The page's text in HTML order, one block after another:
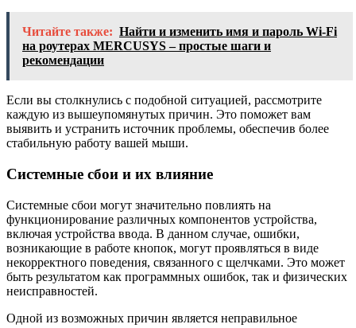
Читайте также: Найти и изменить имя и пароль Wi-Fi
на роутерах MERCUSYS – простые шаги и
рекомендации
Если вы столкнулись с подобной ситуацией, рассмотрите
каждую из вышеупомянутых причин. Это поможет вам
выявить и устранить источник проблемы, обеспечив более
стабильную работу вашей мыши.
Системные сбои и их влияние
Системные сбои могут значительно повлиять на
функционирование различных компонентов устройства,
включая устройства ввода. В данном случае, ошибки,
возникающие в работе кнопок, могут проявляться в виде
некорректного поведения, связанного с щелчками. Это может
быть результатом как программных ошибок, так и физических
неисправностей.
Одной из возможных причин является неправильное